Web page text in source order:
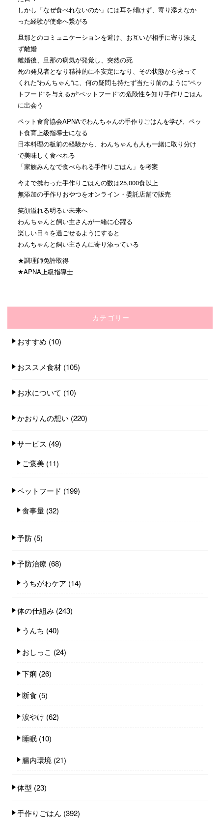
しかし「なぜ食べれないのか」には耳を傾けず、寄り添えなか
った経験が使命へ繋がる
旦那とのコミュニケーションを避け、お互いが相手に寄り添え
ず離婚
離婚後、旦那の病気が発覚し、突然の死
死の発見者となり精神的に不安定になり、その状態から救って
くれた”わんちゃん”に、何の疑問も持たず当たり前のように“ペッ
トフード”を与えるが“ペットフード”の危険性を知り手作りごはん
に出会う
ペット食育協会APNAでわんちゃんの手作りごはんを学び、ペッ
ト食育上級指導士になる
日本料理の板前の経験から、わんちゃんも人も一緒に取り分け
で美味しく食べれる
「家族みんなで食べられる手作りごはん」を考案
今まで携わった手作りごはんの数は25,000食以上
無添加の手作りおやつをオンライン・委託店舗で販売
笑顔溢れる明るい未来へ
わんちゃんと飼い主さんが一緒に心躍る
楽しい日々を過ごせるようにすると
わんちゃんと飼い主さんに寄り添っている
★調理師免許取得
★APNA上級指導士
カテゴリー
おすすめ (10)
おススメ食材 (105)
お水について (10)
かおりんの想い (220)
サービス (49)
ご褒美 (11)
ペットフード (199)
食事量 (32)
予防 (5)
予防治療 (68)
うちがわケア (14)
体の仕組み (243)
うんち (40)
おしっこ (24)
下痢 (26)
断食 (5)
涙やけ (62)
睡眠 (10)
腸内環境 (21)
体型 (23)
手作りごはん (392)